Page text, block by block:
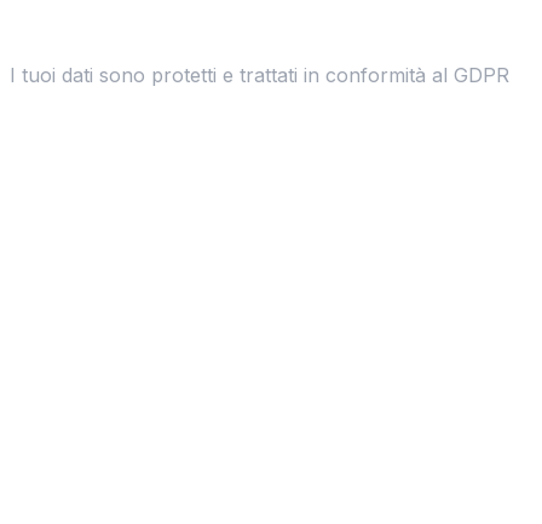
I tuoi dati sono protetti e trattati in conformità al GDPR